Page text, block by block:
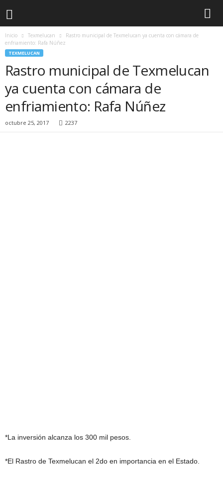
Inicio Texmelucan
Rastro municipal de Texmelucan ya cuenta con cámara de
enfriamiento: Rafa Núñez
TEXMELUCAN
Rastro municipal de Texmelucan
ya cuenta con cámara de
enfriamiento: Rafa Núñez
octubre 25, 2017 2237
*La inversión alcanza los 300 mil pesos.
*El Rastro de Texmelucan el 2do en importancia en el Estado.